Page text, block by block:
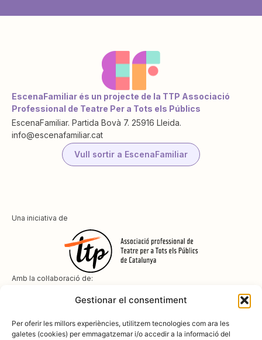
Gestionar el consentiment
Per oferir les millors experiències, utilitzem tecnologies com ara les
galetes (cookies) per emmagatzemar i/o accedir a la informació del
EscenaFamiliar és un projecte de la TTP Associació
Professional de Teatre Per a Tots els Públics
EscenaFamiliar. Partida Bovà 7. 25916 Lleida.
info@escenafamiliar.cat
Vull sortir a EscenaFamiliar
Una iniciativa de
Amb la col·laboració de: